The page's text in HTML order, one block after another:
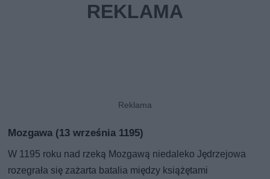
Mozgawa (13 września 1195)
W 1195 roku nad rzeką Mozgawą niedaleko Jędrzejowa
rozegrała się zażarta batalia między książętami